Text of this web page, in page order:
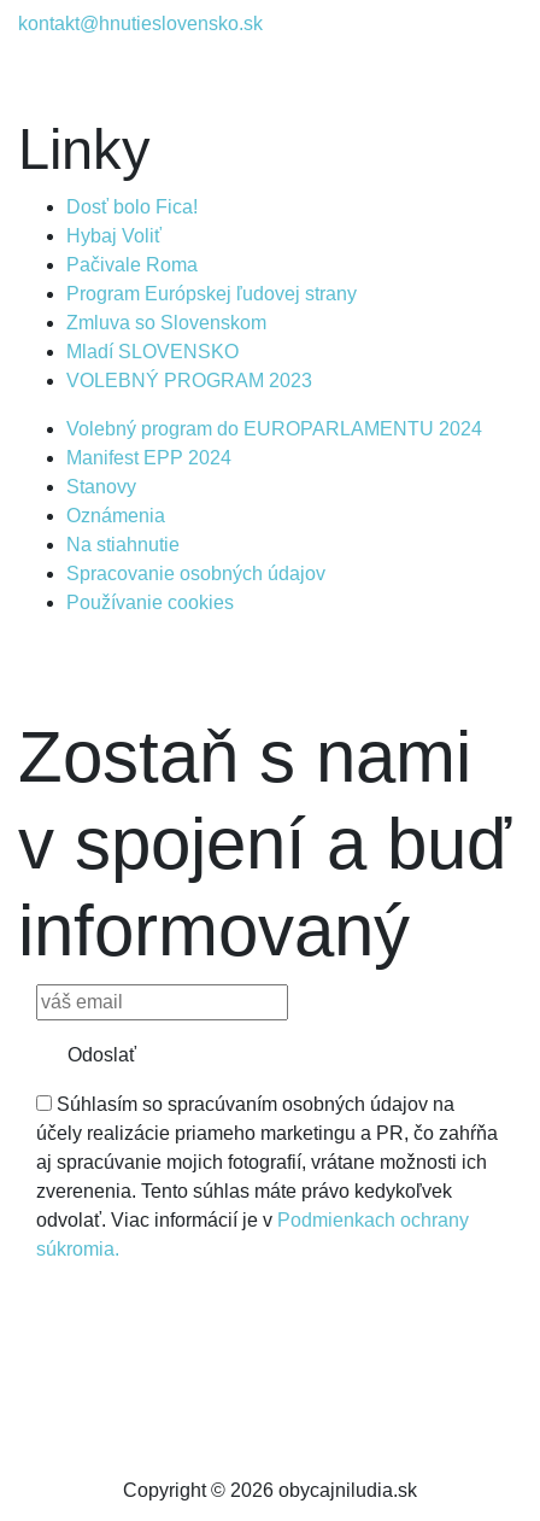
kontakt@hnutieslovensko.sk
Linky
Dosť bolo Fica!
Hybaj Voliť
Pačivale Roma
Program Európskej ľudovej strany
Zmluva so Slovenskom
Mladí SLOVENSKO
VOLEBNÝ PROGRAM 2023
Volebný program do EUROPARLAMENTU 2024
Manifest EPP 2024
Stanovy
Oznámenia
Na stiahnutie
Spracovanie osobných údajov
Používanie cookies
Zostaň s nami
v spojení a buď
informovaný
Odoslať
Súhlasím so spracúvaním osobných údajov na
účely realizácie priameho marketingu a PR, čo zahŕňa
aj spracúvanie mojich fotografií, vrátane možnosti ich
zverenenia. Tento súhlas máte právo kedykoľvek
odvolať. Viac informácií je v Podmienkach ochrany
súkromia.
Copyright © 2026 obycajniludia.sk